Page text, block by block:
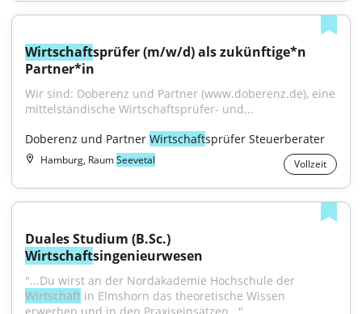
Wirtschaftsprüfer (m/w/d) als zukünftige*n
Partner*in
Wir sind: Doberenz und Partner (www.doberenz.de), eine
mittelständische Wirtschaftsprüfer- und...
Doberenz und Partner Wirtschaftsprüfer Steuerberater
Hamburg, RaumSeevetal Vollzeit
Wirtschaftsingenieurwesen
Wirtschaft in Elmshorn das theoretische Wissen